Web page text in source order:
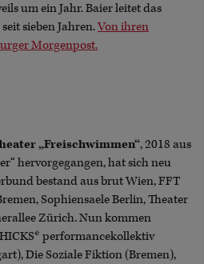
um ein Jahr. Baier leitet das
seit sieben Jahren.Von ihren
Morgenpost.
„Freischwimmen“, 2018 aus
hervorgegangen, hat sich neu
bestand aus brut Wien, FFT
Sophiensaele Berlin, Theater
Zürich. Nun kommen
performancekollektiv
Die Soziale Fiktion (Bremen),